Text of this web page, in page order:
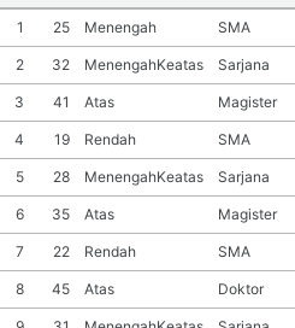
1 25 Menengah SMA
2 32 MenengahKeatas Sarjana
3 41 Atas Magister
4 19 Rendah SMA
5 28 MenengahKeatas Sarjana
6 35 Atas Magister
7 22 Rendah SMA
8 45 Atas Doktor